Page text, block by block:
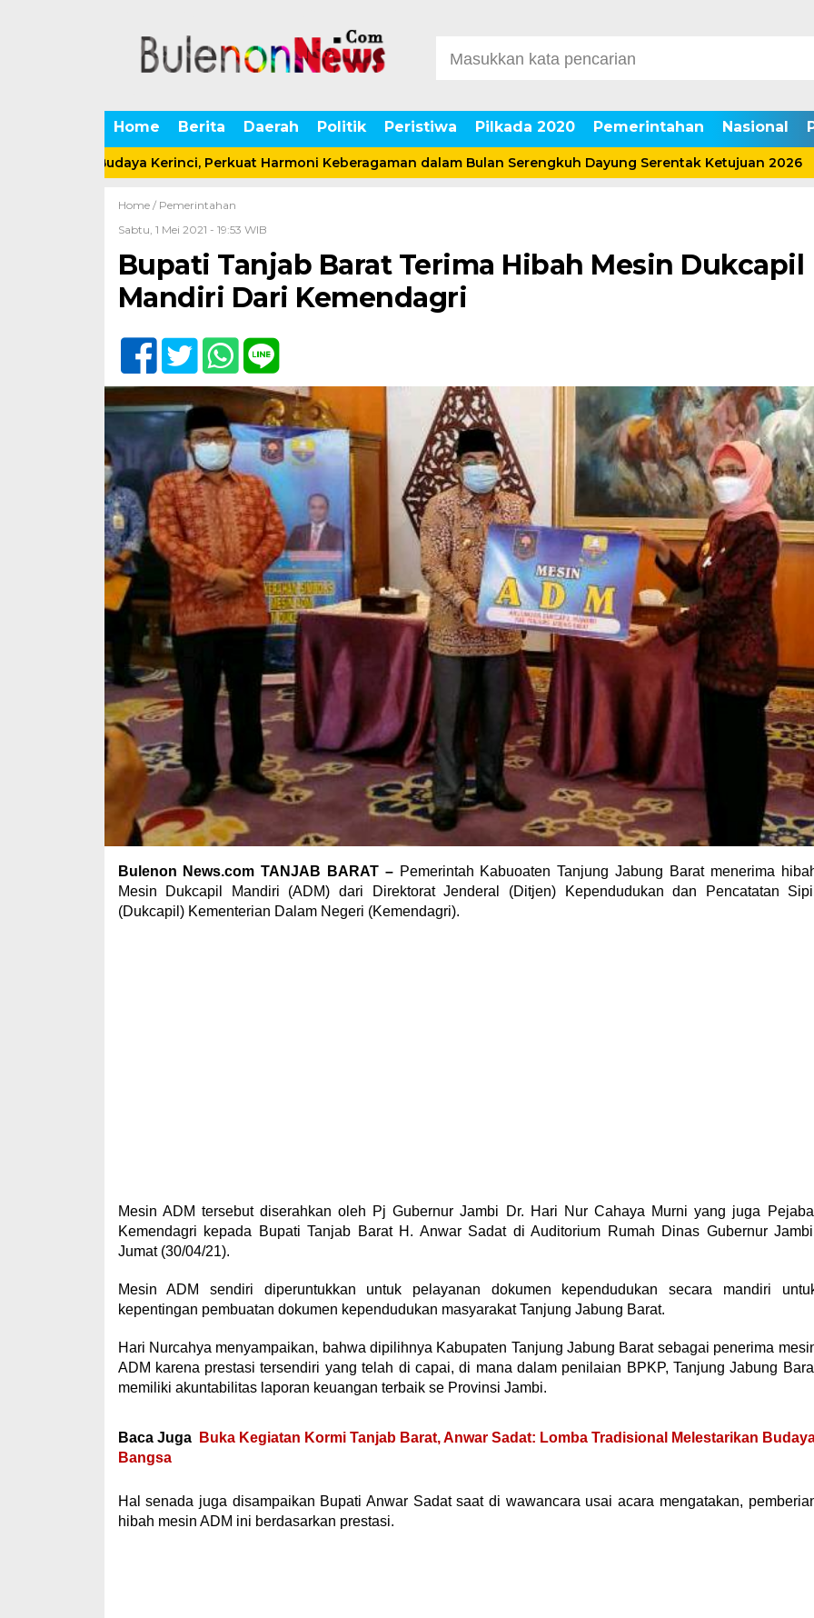
Home Berita Daerah Politik Peristiwa Pilkada 2020 Pemerintahan Nasional
Seni Budaya Kerinci, Perkuat Harmoni Keberagaman dalam Bulan Serengkuh Dayung Serentak Ketujuan 2026
Home / Pemerintahan
Sabtu, 1 Mei 2021 - 19:53 WIB
Bupati Tanjab Barat Terima Hibah Mesin Dukcapil
Mandiri Dari Kemendagri
Bulenon News.com TANJAB BARAT –Pemerintah Kabuoaten Tanjung Jabung Barat menerima
Mesin Dukcapil Mandiri (ADM) dari Direktorat Jenderal (Ditjen) Kependudukan dan Pencatatan Sipil
(Dukcapil) Kementerian Dalam Negeri (Kemendagri).
Mesin ADM tersebut diserahkan oleh Pj Gubernur Jambi Dr. Hari Nur Cahaya Murni yang juga
Kemendagri kepada Bupati Tanjab Barat H. Anwar Sadat di Auditorium Rumah Dinas Gubernur
Jumat (30/04/21).
Mesin ADM sendiri diperuntukkan untuk pelayanan dokumen kependudukan secara mandiri
kepentingan pembuatan dokumen kependudukan masyarakat Tanjung Jabung Barat.
Hari Nurcahya menyampaikan, bahwa dipilihnya Kabupaten Tanjung Jabung Barat sebagai penerima
ADM karena prestasi tersendiri yang telah di capai, di mana dalam penilaian BPKP, Tanjung Jabung
memiliki akuntabilitas laporan keuangan terbaik se Provinsi Jambi.
Baca Juga
Buka Kegiatan Kormi Tanjab Barat, Anwar Sadat: Lomba Tradisional Melestarikan
Bangsa
Hal senada juga disampaikan Bupati Anwar Sadat saat di wawancara usai acara mengatakan,
hibah mesin ADM ini berdasarkan prestasi.